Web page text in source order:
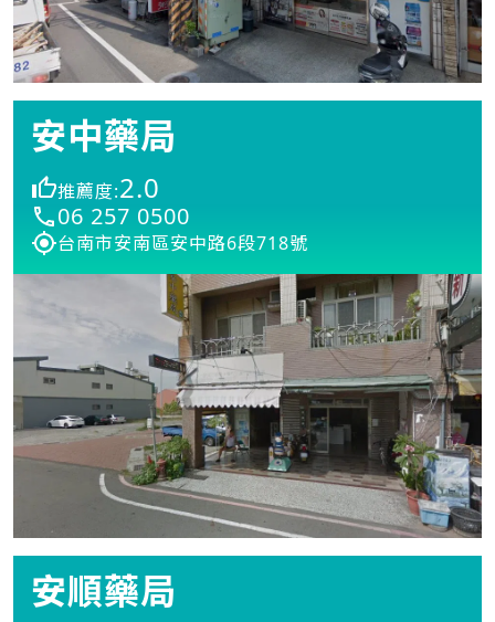
安中藥局
推薦度:2.0
06 257 0500
台南市安南區安中路6段718號
安順藥局